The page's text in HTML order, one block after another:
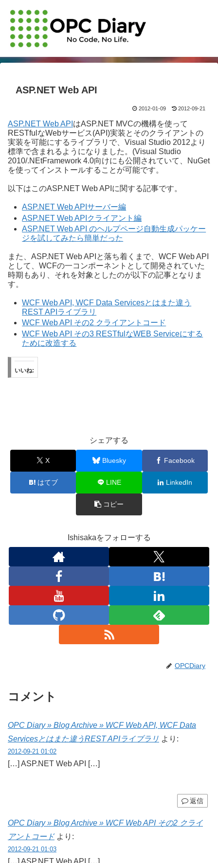
ASP.NET Web API
2012-01-09 2012-09-21
ASP.NET Web API はASP.NET MVCの機構を使って
RESTfulなWebサービス(API)実装とそのクライアントの
実装を可能にするライブラリで、Visual Studio 2012より
標準で含まれるようになりました。(Visual Studio
2010/.NEtFramework 4.0向けにも公開されていて、NuGet
を使ってインストールすることが可能です。
以下はこのASP.NET Web APIに関する記事です。
ASP.NET Web APIサーバー編
ASP.NET Web APIクライアント編
ASP.NET Web API のヘルプページ自動生成パッケー
ジを試してみたら簡単だった
また、ASP.NET Web APIと落ち着くまで、WCF Web API
として、WCFの一コンポーネントとして開発されていた
時期もあり、それを対象としたのが以下の記事となりま
す。
WCF Web API, WCF Data Servicesとはまた違う
REST APIライブラリ
WCF Web API その2 クライアントコード
WCF Web API その3 RESTfulなWEB Serviceにする
ために改造する
いいね:
シェアする
X Bluesky Facebook
はてブ LINE LinkedIn
コピー
Ishisakaをフォローする
OPCDiary
コメント
OPC Diary » Blog Archive » WCF Web API, WCF Data
Servicesとはまた違うREST APIライブラリ より:
2012-09-21 01:02
[…] ASP.NET Web API […]
返信
OPC Diary » Blog Archive » WCF Web API その2 クライ
アントコード より:
2012-09-21 01:03
[…] ASP.NET Web API […]